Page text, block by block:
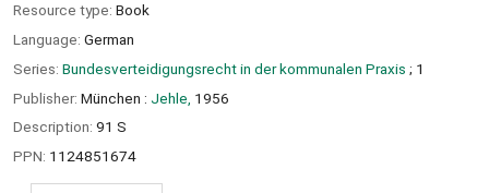
Resource type: Book
Language: German
Series: Bundesverteidigungsrecht in der kommunalen Praxis ; 1
Publisher: München : Jehle, 1956
Description: 91 S
PPN: 1124851674